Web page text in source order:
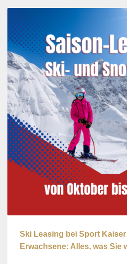
Ski Leasing bei Sport
Erwachsene: Alles, was Sie